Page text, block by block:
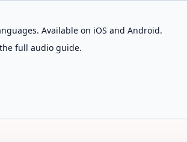
Available on iOS and Android.
full audio guide.